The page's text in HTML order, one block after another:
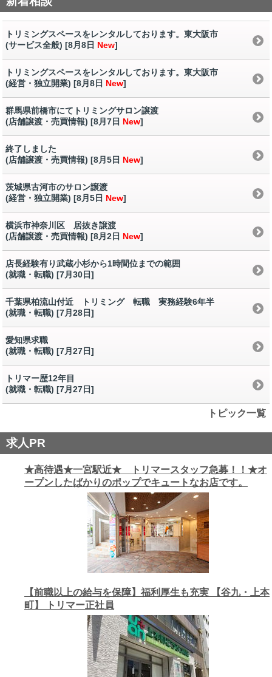
トリミングスペースをレンタルしております。東大阪市
(サービス全般) [8月8日 New]
トリミングスペースをレンタルしております。東大阪市
(経営・独立開業) [8月8日 New]
群馬県前橋市にてトリミングサロン譲渡
(店舗譲渡・売買情報) [8月7日 New]
終了しました
(店舗譲渡・売買情報) [8月5日 New]
茨城県古河市のサロン譲渡
(経営・独立開業) [8月5日 New]
横浜市神奈川区 居抜き譲渡
(店舗譲渡・売買情報) [8月2日 New]
店長経験有り武蔵小杉から1時間位までの範囲
(就職・転職) [7月30日]
千葉県柏流山付近 トリミング 転職 実務経験6年半
(就職・転職) [7月28日]
愛知県求職
(就職・転職) [7月27日]
トリマー歴12年目
(就職・転職) [7月27日]
トピック一覧
求人PR
★高待遇★一宮駅近★ トリマースタッフ急募！！★オ
ープンしたばかりのポップでキュートなお店です。
【前職以上の給与を保障】福利厚生も充実 【谷九・上本
町】 トリマー正社員